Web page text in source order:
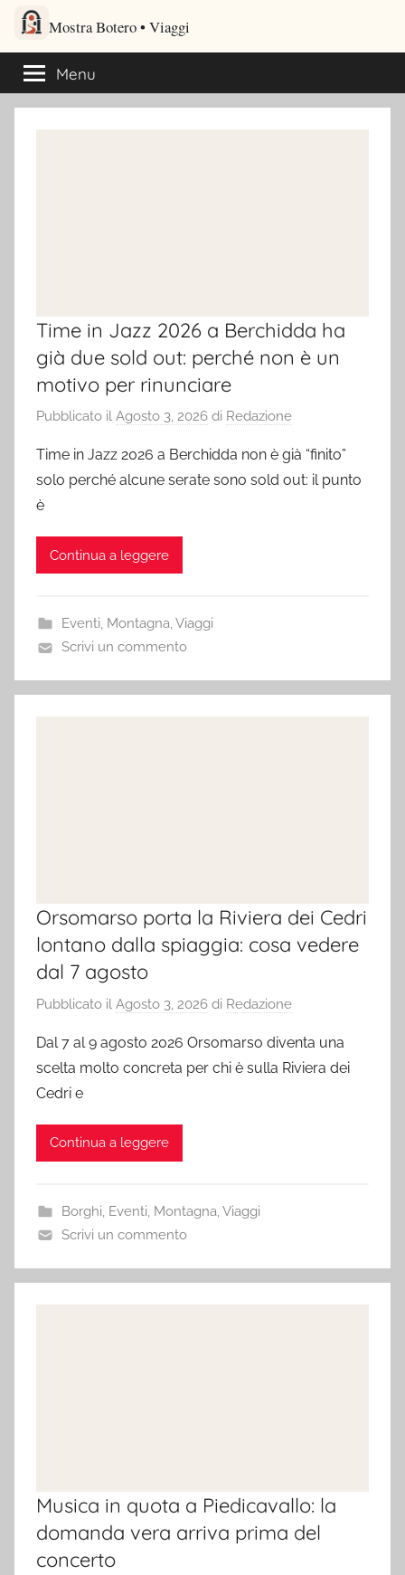
Salta
contenuto
Mostra Botero – Viaggi
Viaggi culturali e itinerari turistici per gli amanti dei viaggi
Menu
Time in Jazz 2026 a Berchidda ha
già due sold out: perché non è un
motivo per rinunciare
Pubblicato il Agosto 3, 2026 di Redazione
Time in Jazz 2026 a Berchidda non è già “finito”
solo perché alcune serate sono sold out: il punto
è
Continua a leggere
Eventi, Montagna,Viaggi
Scrivi un commento
Orsomarso porta la Riviera dei Cedri
lontano dalla spiaggia: cosa vedere
dal 7 agosto
Pubblicato il Agosto 3, 2026 di Redazione
Dal 7 al 9 agosto 2026 Orsomarso diventa una
scelta molto concreta per chi è sulla Riviera dei
Cedri e
Continua a leggere
Borghi, Eventi, Montagna,Viaggi
Scrivi un commento
Musica in quota a Piedicavallo: la
domanda vera arriva prima del
concerto